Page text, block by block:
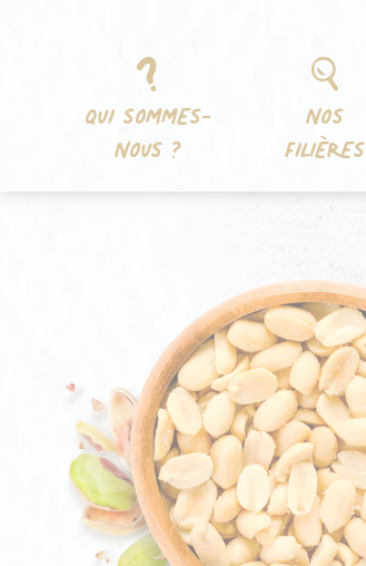
QUI SOMMES-
NOUS ?
NOS
FILIÈRES